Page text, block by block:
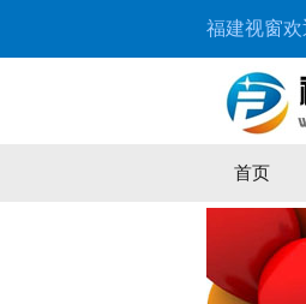
福建视窗欢
首页